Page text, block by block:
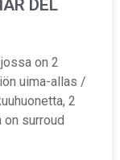
DEL
on 2
uima-allas /
2
surroud